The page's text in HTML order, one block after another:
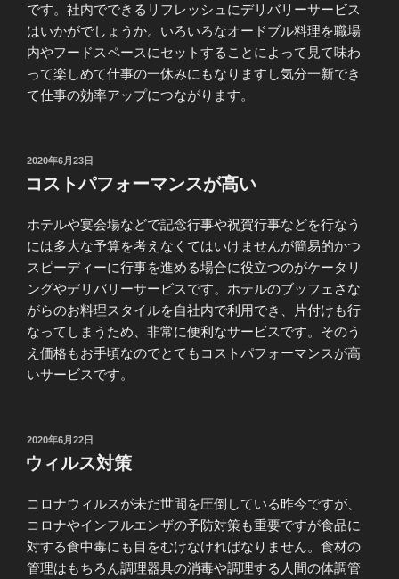
です。社内でできるリフレッシュにデリバリーサービス
はいかがでしょうか。いろいろなオードブル料理を職場
内やフードスペースにセットすることによって見て味わ
って楽しめて仕事の一休みにもなりますし気分一新でき
て仕事の効率アップにつながります。
投
日:
2020年6月23日
コストパフォーマンスが高い
ホテルや宴会場などで記念行事や祝賀行事などを行なう
には多大な予算を考えなくてはいけませんが簡易的かつ
スピーディーに行事を進める場合に役立つのがケータリ
ングやデリバリーサービスです。ホテルのブッフェさな
がらのお料理スタイルを自社内で利用でき、片付けも行
なってしまうため、非常に便利なサービスです。そのう
え価格もお手頃なのでとてもコストパフォーマンスが高
いサービスです。
投
稿
日:
2020年6月22日
ウィルス対策
コロナウィルスが未だ世間を圧倒している昨今ですが、
コロナやインフルエンザの予防対策も重要ですが食品に
対する食中毒にも目をむけなければなりません。食材の
管理はもちろん調理器具の消毒や調理する人間の体調管